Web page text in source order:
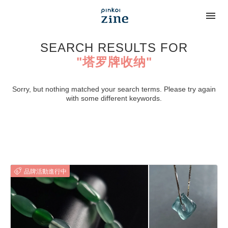
SEARCH RESULTS FOR
"塔罗牌收纳"
Sorry, but nothing matched your search terms. Please try again
with some different keywords.